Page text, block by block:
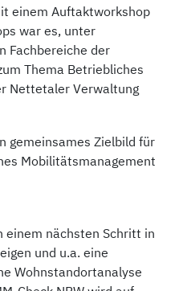
einem Auftaktworkshop
war es, unter
Fachbereiche der
Thema Betriebliches
Nettetaler Verwaltung
gemeinsames Zielbild für
Mobilitätsmanagement
einem nächsten Schritt in
und u.a. eine
Wohnstandortanalyse